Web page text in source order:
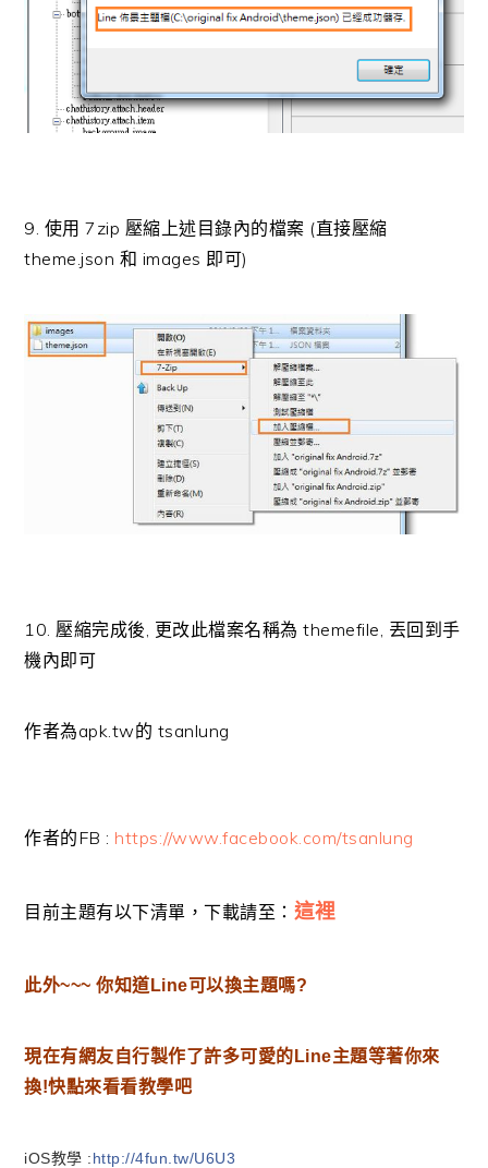
9. 使用 7zip 壓縮上述目錄內的檔案 (直接壓縮
theme.json 和 images 即可)
10. 壓縮完成後, 更改此檔案名稱為 themefile, 丟回到手
機內即可
作者為apk.tw的 tsanlung
作者的FB : https://www.facebook.com/tsanlung
目前主題有以下清單，下載請至： 這裡
此外~~~ 你知道Line可以換主題嗎?
現在有網友自行製作了許多可愛的Line主題等著你來
換!快點來看看教學吧
iOS教學 :http://4fun.tw/U6U3